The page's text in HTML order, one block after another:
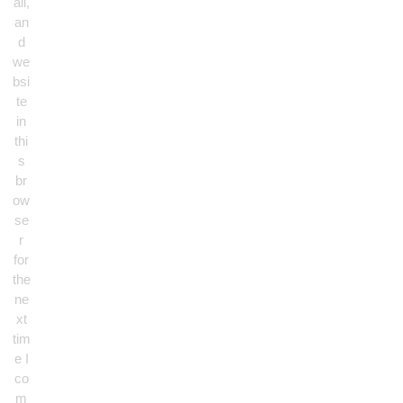
an
d
we
bsi
te
in
thi
s
br
ow
se
r
for
the
ne
xt
tim
e I
co
m